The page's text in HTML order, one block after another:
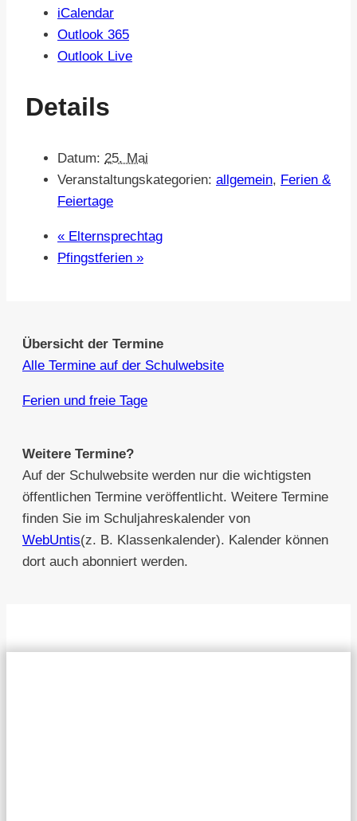
iCalendar
Outlook 365
Outlook Live
Details
Datum: 25. Mai
Veranstaltungskategorien: allgemein, Ferien &
Feiertage
« Elternsprechtag
Pfingstferien »
Übersicht der Termine
Alle Termine auf der Schulwebsite
Ferien und freie Tage
Weitere Termine?
Auf der Schulwebsite werden nur die wichtigsten
öffentlichen Termine veröffentlicht. Weitere Termine
finden Sie im Schuljahreskalender von
WebUntis(z. B. Klassenkalender). Kalender können
dort auch abonniert werden.